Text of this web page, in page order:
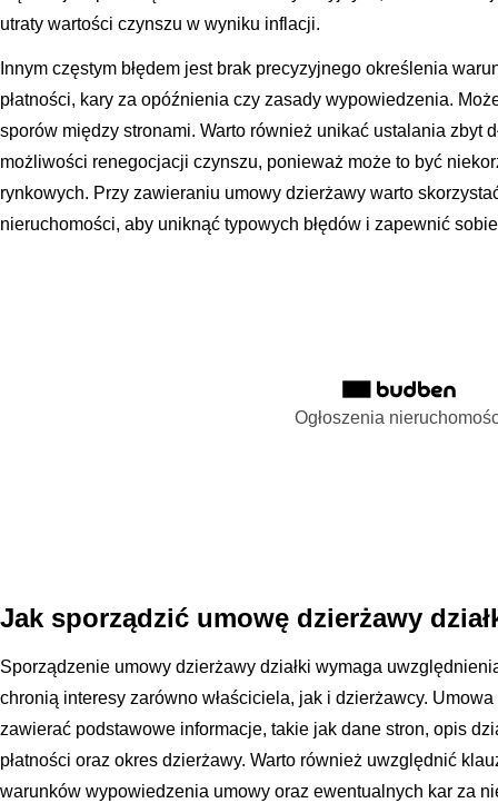
utraty wartości czynszu w wyniku inflacji.
Innym częstym błędem jest brak precyzyjnego określenia
płatności, kary za opóźnienia czy zasady wypowiedzenia.
sporów między stronami. Warto również unikać ustalania zbyt
możliwości renegocjacji czynszu, ponieważ może to być
rynkowych. Przy zawieraniu umowy dzierżawy warto
nieruchomości, aby uniknąć typowych błędów i zapewnić
Ogłoszenia
Jak sporządzić umowę dzierżawy
Sporządzenie umowy dzierżawy działki wymaga
chronią interesy zarówno właściciela, jak i dzierżawcy.
zawierać podstawowe informacje, takie jak dane stron, opis
płatności oraz okres dzierżawy. Warto również uwzględnić
warunków wypowiedzenia umowy oraz ewentualnych kar za